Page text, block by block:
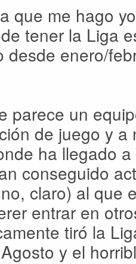
que me hago
tener la Liga
desde enero/
parece un
de juego y
ha llegado
conseguido
claro) al que
entrar en
tiró la
y el